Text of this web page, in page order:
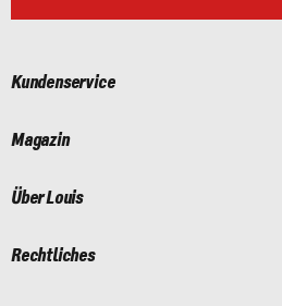
Kundenservice
Magazin
Über Louis
Rechtliches